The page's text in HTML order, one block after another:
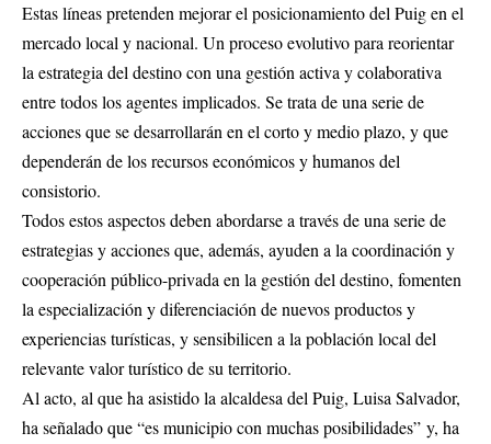
Estas líneas pretenden mejorar el posicionamiento del Puig en el
mercado local y nacional. Un proceso evolutivo para reorientar
la estrategia del destino con una gestión activa y colaborativa
entre todos los agentes implicados. Se trata de una serie de
acciones que se desarrollarán en el corto y medio plazo, y que
dependerán de los recursos económicos y humanos del
consistorio.
Todos estos aspectos deben abordarse a través de una serie de
estrategias y acciones que, además, ayuden a la coordinación y
cooperación público-privada en la gestión del destino, fomenten
la especialización y diferenciación de nuevos productos y
experiencias turísticas, y sensibilicen a la población local del
relevante valor turístico de su territorio.
Al acto, al que ha asistido la alcaldesa del Puig, Luisa Salvador,
ha señalado que “es municipio con muchas posibilidades” y, ha